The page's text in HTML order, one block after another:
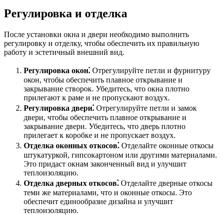
Регулировка и отделка
После установки окна и двери необходимо выполнить
регулировку и отделку, чтобы обеспечить их правильную
работу и эстетичный внешний вид.
Регулировка окон⁚ Отрегулируйте петли и фурнитуру
окон, чтобы обеспечить плавное открывание и
закрывание створок. Убедитесь, что окна плотно
прилегают к раме и не пропускают воздух.
Регулировка двери⁚ Отрегулируйте петли и замок
двери, чтобы обеспечить плавное открывание и
закрывание двери. Убедитесь, что дверь плотно
прилегает к коробке и не пропускает воздух.
Отделка оконных откосов⁚ Отделайте оконные откосы
штукатуркой, гипсокартоном или другими материалами.
Это придаст окнам законченный вид и улучшит
теплоизоляцию.
Отделка дверных откосов⁚ Отделайте дверные откосы
теми же материалами, что и оконные откосы. Это
обеспечит единообразие дизайна и улучшит
теплоизоляцию.